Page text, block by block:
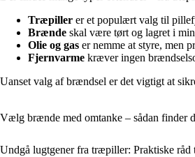
Træpiller er et populært valg til
Brænde skal være tørt og lagret i
Olie og gas er nemme at styre, men
Fjernvarme kræver ingen
Uanset valg af brændsel er det vigtigt at
Vælg brænde med omtanke – sådan finder
Undgå lugtgener fra træpiller: Praktiske